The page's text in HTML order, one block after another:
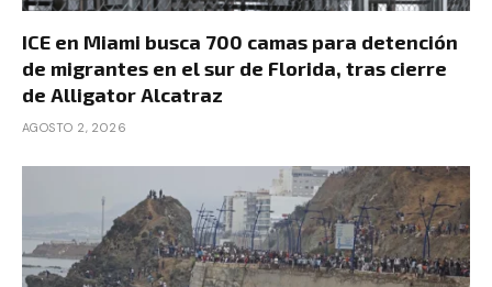
ICE en Miami busca 700 camas para detención
de migrantes en el sur de Florida, tras cierre
de Alligator Alcatraz
AGOSTO 2, 2026